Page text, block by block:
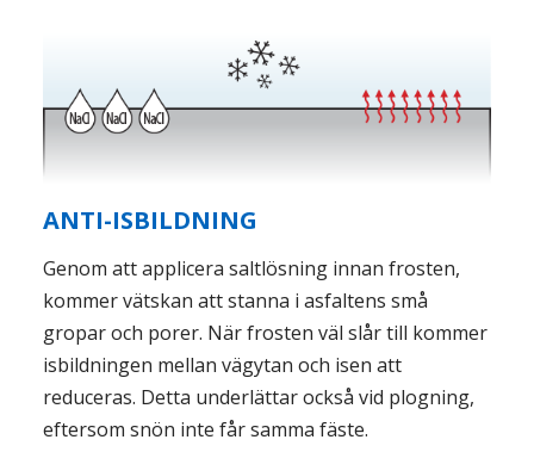
ANTI-ISBILDNING
Genom att applicera saltlösning innan frosten,
kommer vätskan att stanna i asfaltens små
gropar och porer. När frosten väl slår till kommer
isbildningen mellan vägytan och isen att
reduceras. Detta underlättar också vid plogning,
eftersom snön inte får samma fäste.